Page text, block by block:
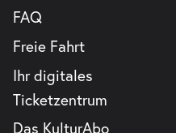
FAQ
Freie Fahrt
Ihr digitales
Ticketzentrum
Das KulturAbo